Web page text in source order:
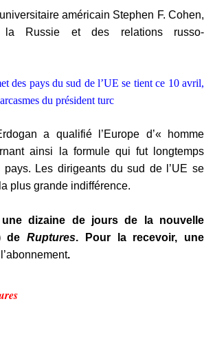
américain Stephen F. Cohen,
la Russie et des relations russo-
des pays du sud de l’UE se tient ce 10 avril,
du président turc
a qualifié l’Europe d’« homme
ainsi la formule qui fut longtemps
Les dirigeants du sud de l’UE se
plus grande indifférence.
une dizaine de jours de la nouvelle
deRuptures. Pour la recevoir, une
l’abonnement.